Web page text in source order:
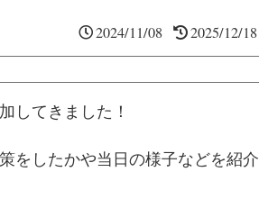
2024/11/08 2025/12/18
してきました！
をしたかや当日の様子などを紹介